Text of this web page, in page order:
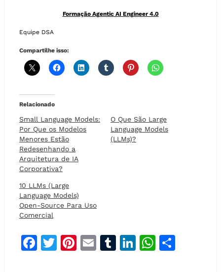
Formação Agentic AI Engineer 4.0
Equipe DSA
Compartilhe isso:
Relacionado
Small Language Models:
Por Que os Modelos
Menores Estão
Redesenhando a
Arquitetura de IA
Corporativa?
O Que São Large
Language Models
(LLMs)?
10 LLMs (Large
Language Models)
Open-Source Para Uso
Comercial
F
T
Pi
E
T
Li
W